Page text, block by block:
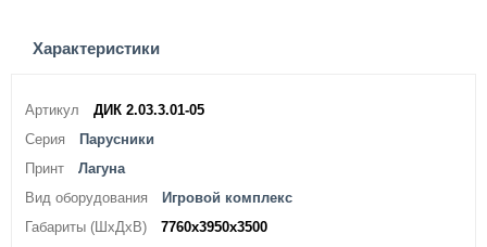
Характеристики
Артикул
ДИК 2.03.3.01-05
Серия
Парусники
Принт
Лагуна
Вид оборудования
Игровой комплекс
Габариты (ШхДхВ)
7760х3950х3500